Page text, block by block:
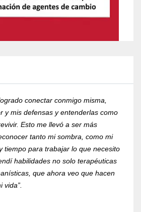
conectar conmigo misma,
y mis defensas y entenderlas como
Esto me llevó a ser más
tanto mi sombra, como mi
tiempo para trabajar lo que necesito
habilidades no solo terapéuticas
que ahora veo que hacen
vida”.